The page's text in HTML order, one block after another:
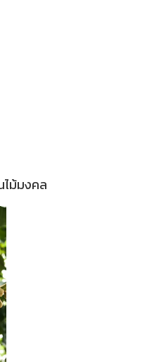
ไม้มงคล